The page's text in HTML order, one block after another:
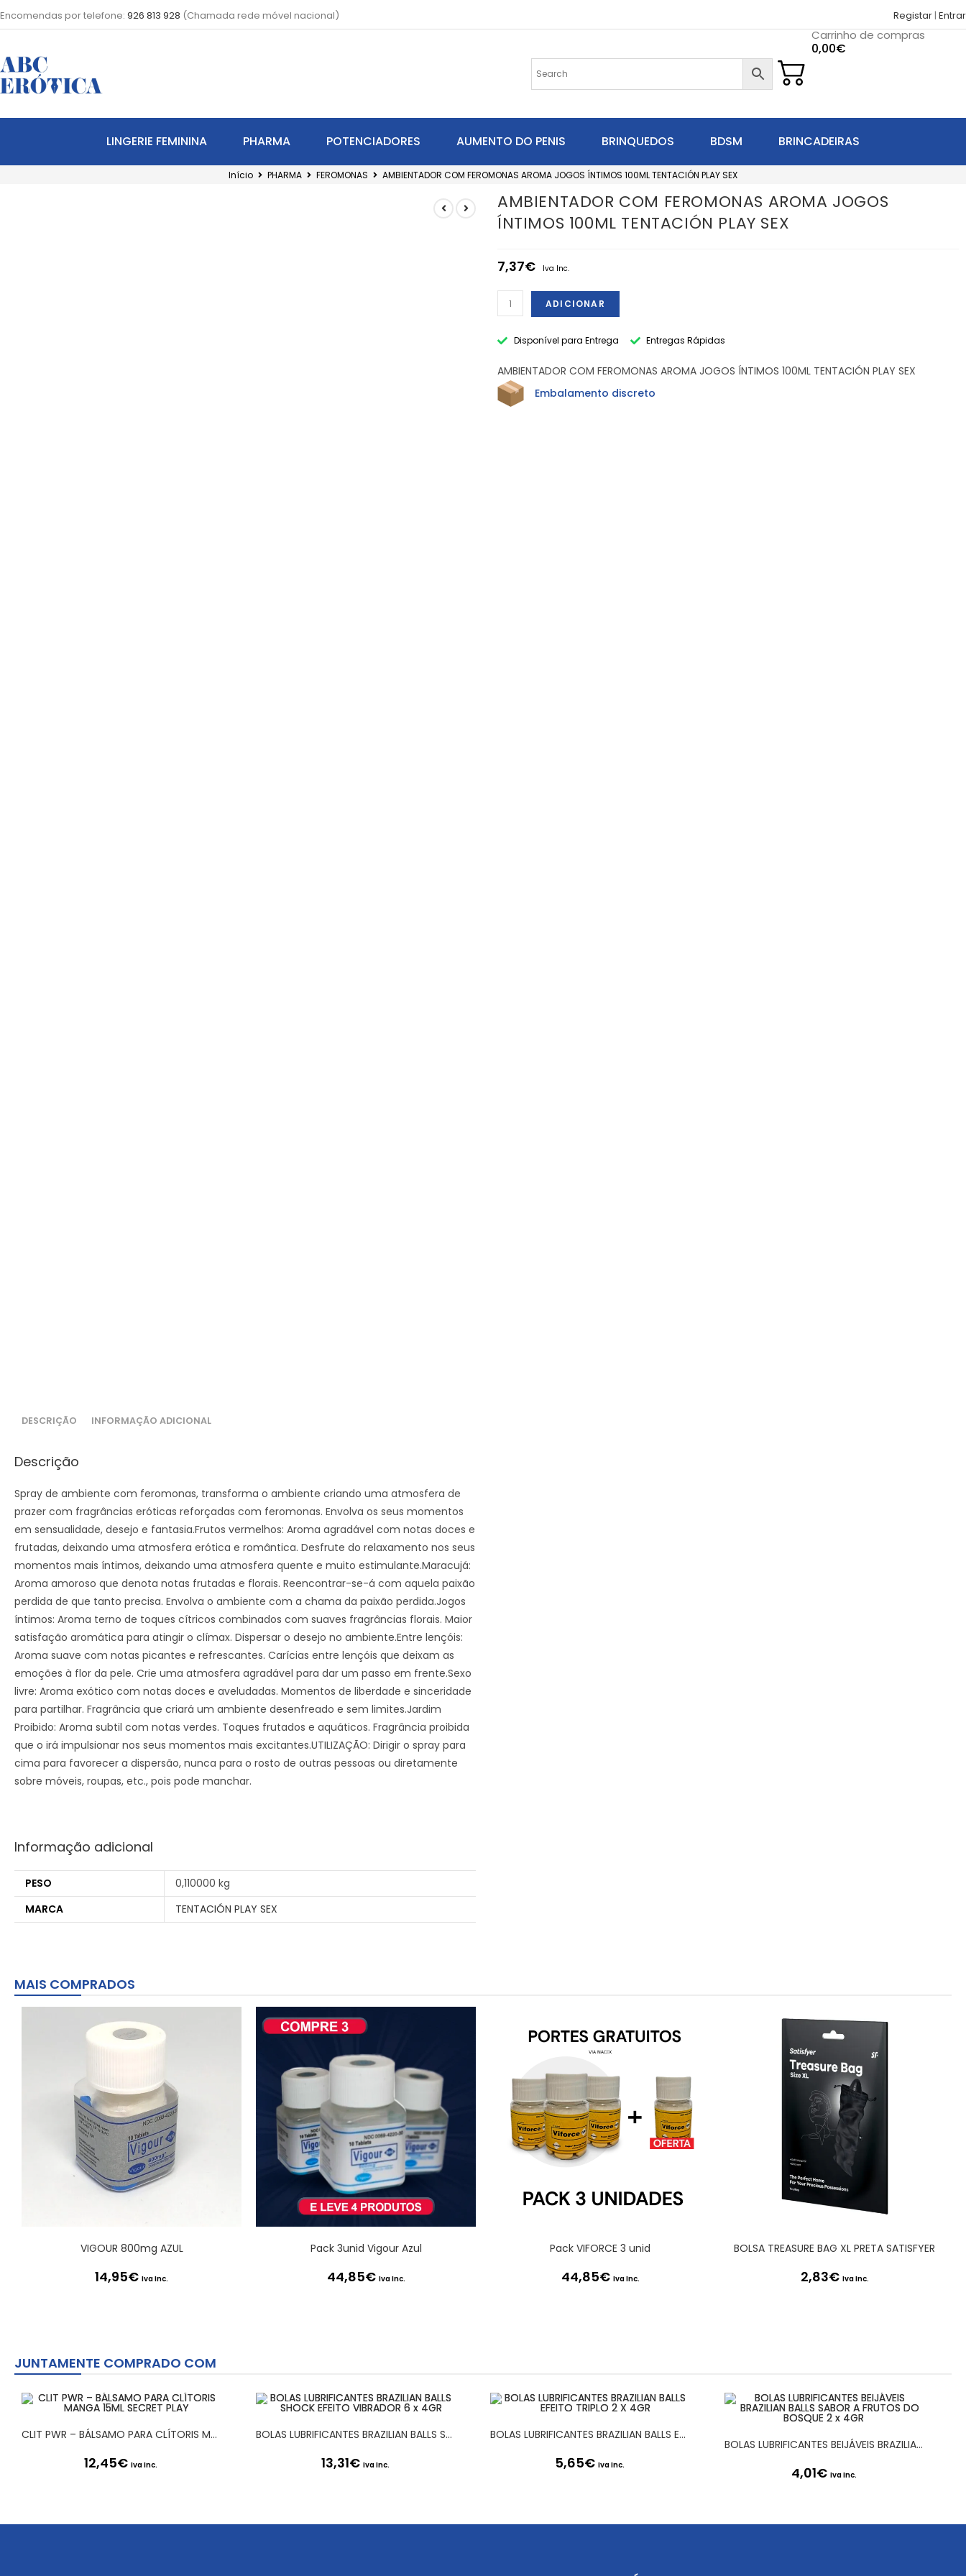
Encomendas por telefone: 926 813 928 (Chamada rede móvel nacional) Registar| Entrar
Carrinho de compras
0,00€
LINGERIE FEMININA PHARMA POTENCIADORES AUMENTO DO PENIS BRINQUEDOS BDSM BRINCADEIRAS
Início PHARMA FEROMONAS AMBIENTADOR COM FEROMONAS AROMA JOGOS ÍNTIMOS 100ML TENTACIÓN PLAY SEX
DESCRIÇÃO INFORMAÇÃO ADICIONAL
Descrição
Spray de ambiente com feromonas, transforma o ambiente criando uma atmosfera de
prazer com fragrâncias eróticas reforçadas com feromonas. Envolva os seus momentos
em sensualidade, desejo e fantasia.Frutos vermelhos: Aroma agradável com notas doces e
frutadas, deixando uma atmosfera erótica e romântica. Desfrute do relaxamento nos seus
momentos mais íntimos, deixando uma atmosfera quente e muito estimulante.Maracujá:
Aroma amoroso que denota notas frutadas e florais. Reencontrar-se-á com aquela paixão
perdida de que tanto precisa. Envolva o ambiente com a chama da paixão perdida.Jogos
íntimos: Aroma terno de toques cítricos combinados com suaves fragrâncias florais. Maior
satisfação aromática para atingir o clímax. Dispersar o desejo no ambiente.Entre lençóis:
Aroma suave com notas picantes e refrescantes. Carícias entre lençóis que deixam as
emoções à flor da pele. Crie uma atmosfera agradável para dar um passo em frente.Sexo
livre: Aroma exótico com notas doces e aveludadas. Momentos de liberdade e sinceridade
para partilhar. Fragrância que criará um ambiente desenfreado e sem limites.Jardim
Proibido: Aroma subtil com notas verdes. Toques frutados e aquáticos. Fragrância proibida
que o irá impulsionar nos seus momentos mais excitantes.UTILIZAÇÃO: Dirigir o spray para
cima para favorecer a dispersão, nunca para o rosto de outras pessoas ou diretamente
sobre móveis, roupas, etc., pois pode manchar.
Informação adicional
PESO
0,110000 kg
MARCA
TENTACIÓN PLAY SEX
AMBIENTADOR COM FEROMONAS AROMA JOGOS
ÍNTIMOS 100ML TENTACIÓN PLAY SEX
7,37€ Iva Inc.
ADICIONAR
Disponível para Entrega Entregas Rápidas
AMBIENTADOR COM FEROMONAS AROMA JOGOS ÍNTIMOS 100ML TENTACIÓN PLAY SEX
Embalamento discreto
MAIS COMPRADOS
VIGOUR 800mg AZUL
14,95€ Iva Inc.
Pack 3unid Vigour Azul
44,85€ Iva Inc.
Pack VIFORCE 3 unid
44,85€ Iva Inc.
BOLSA TREASURE BAG XL PRETA SATISFYER
2,83€ Iva Inc.
JUNTAMENTE COMPRADO COM
CLIT PWR – BÁLSAMO PARA CLÍTORIS MANGA 15ML SECRET PLAY
12,45€ Iva Inc.
BOLAS LUBRIFICANTES BRAZILIAN BALLS SHOCK EFEITO VIBRADOR 6 x 4GR
13,31€ Iva Inc.
BOLAS LUBRIFICANTES BRAZILIAN BALLS EFEITO TRIPLO 2 X 4GR
5,65€ Iva Inc.
BOLAS LUBRIFICANTES BEIJÁVEIS BRAZILIAN BALLS SABOR A FRUTOS DO BOSQUE 2 x 4GR
4,01€ Iva Inc.